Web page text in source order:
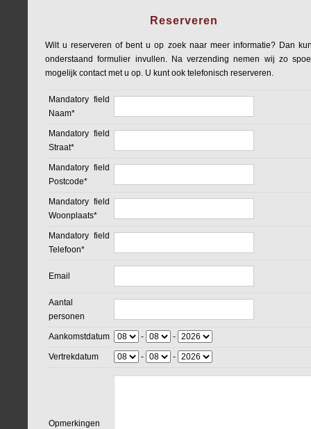
Reserveren
Wilt u reserveren of bent u op zoek naar meer informatie? Dan
onderstaand formulier invullen. Na verzending nemen wij zo
mogelijk contact met u op. U kunt ook telefonisch reserveren.
Mandatory field
Naam*
Mandatory field
Straat*
Mandatory field
Postcode*
Mandatory field
Woonplaats*
Mandatory field
Telefoon*
Email
Aantal
personen
Aankomstdatum - -
Vertrekdatum - -
Opmerkingen